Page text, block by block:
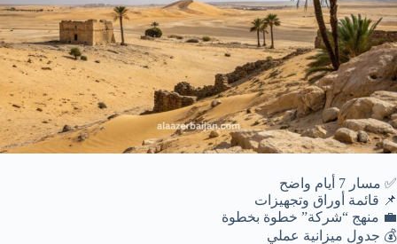
✅ مسار 7 أيام واضح
📌 قائمة أوراق وتجهيزات
💼 منهج “شركة” خطوة بخطوة
💰 جدول ميزانية عملي